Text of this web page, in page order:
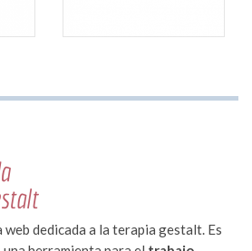
web dedicada a la terapia gestalt. Es